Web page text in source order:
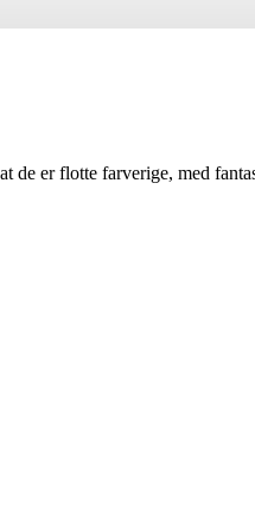
de er flotte farverige, med